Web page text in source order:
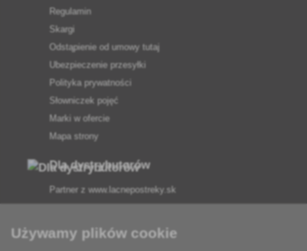
Regulamin
Skargi
Odstąpienie od umowy tutaj
Ubezpieczenie przesyłki
Polityka prywatności
Słowniczek pojęć
Marki w ofercie
Mapa strony
Dla dystrybutorów
Partner z www.lacnepostreky.sk
Używamy plików cookie